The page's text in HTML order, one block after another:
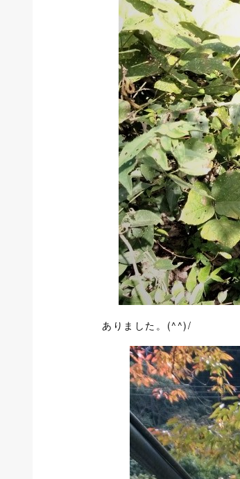
ありました。(^^)/